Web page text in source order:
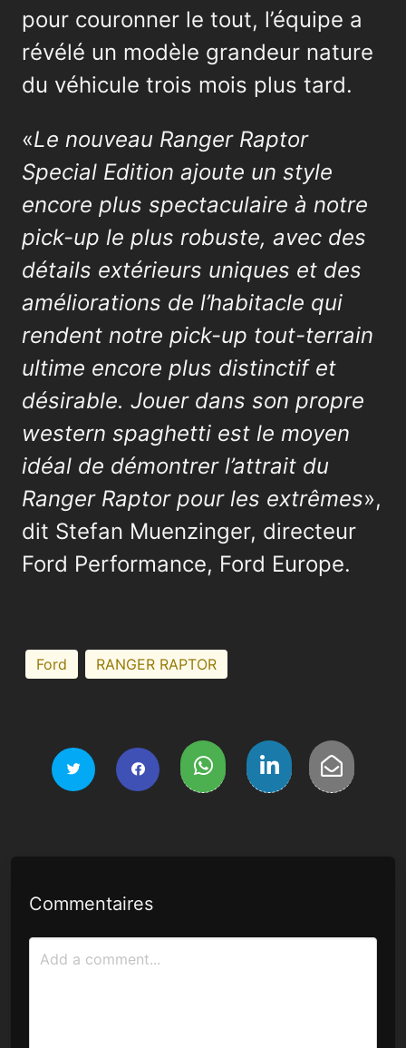
pour couronner le tout, l’équipe a
révélé un modèle grandeur nature
du véhicule trois mois plus tard.
«Le nouveau Ranger Raptor
Special Edition ajoute un style
encore plus spectaculaire à notre
pick-up le plus robuste, avec des
détails extérieurs uniques et des
améliorations de l’habitacle qui
rendent notre pick-up tout-terrain
ultime encore plus distinctif et
désirable. Jouer dans son propre
western spaghetti est le moyen
idéal de démontrer l’attrait du
Ranger Raptor pour les extrêmes»,
dit Stefan Muenzinger, directeur
Ford Performance, Ford Europe.
Ford RANGER RAPTOR
Commentaires